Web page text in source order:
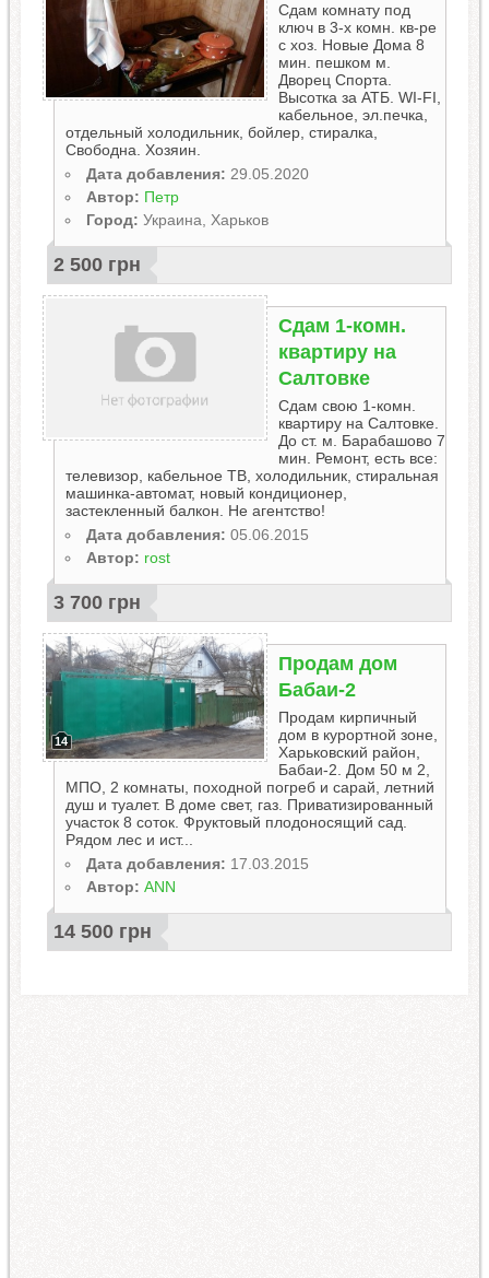
Сдам комнату под
ключ в 3-х комн. кв-ре
с хоз. Новые Дома 8
мин. пешком м.
Дворец Спорта.
Высотка за АТБ. WI-FI,
кабельное, эл.печка,
отдельный холодильник, бойлер, стиралка,
Свободна. Хозяин.
Дата добавления: 29.05.2020
Автор: Петр
Город: Украина, Харьков
2 500 грн
Сдам 1-комн.
квартиру на
Салтовке
Сдам свою 1-комн.
квартиру на Салтовке.
До ст. м. Барабашово 7
мин. Ремонт, есть все:
телевизор, кабельное ТВ, холодильник, стиральная
машинка-автомат, новый кондиционер,
застекленный балкон. Не агентство!
Дата добавления: 05.06.2015
Автор: rost
3 700 грн
14
Продам дом
Бабаи-2
Продам кирпичный
дом в курортной зоне,
Харьковский район,
Бабаи-2. Дом 50 м 2,
МПО, 2 комнаты, походной погреб и сарай, летний
душ и туалет. В доме свет, газ. Приватизированный
участок 8 соток. Фруктовый плодоносящий сад.
Рядом лес и ист...
Дата добавления: 17.03.2015
Автор: ANN
14 500 грн